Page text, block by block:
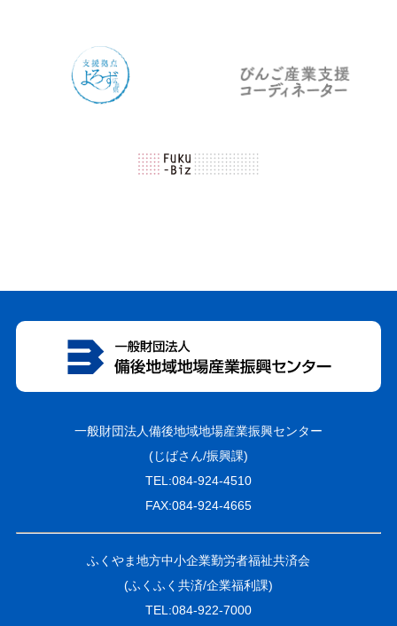
一般財団法人備後地域地場産業振興センター
(じばさん/振興課)
TEL:084-924-4510
FAX:084-924-4665
ふくやま地方中小企業勤労者福祉共済会
(ふくふく共済/企業福利課)
TEL:084-922-7000